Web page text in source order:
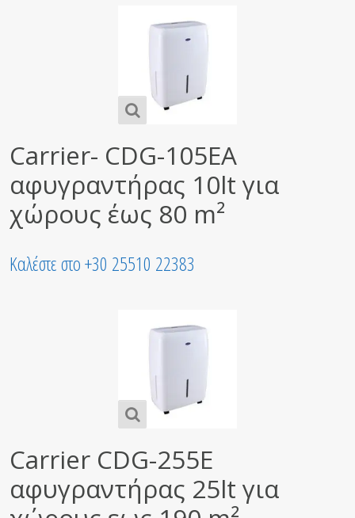
Carrier- CDG-105EA
αφυγραντήρας 10lt για
χώρους έως 80 m²
Καλέστε στο +30 25510 22383
Carrier CDG-255E
αφυγραντήρας 25lt για